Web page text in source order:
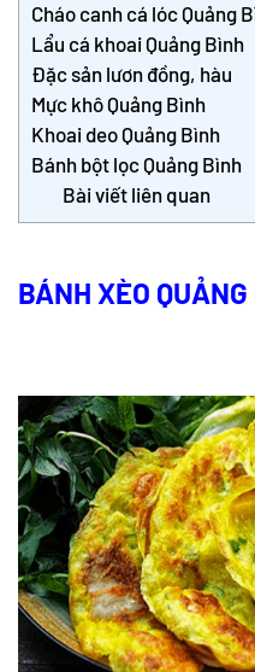
Cháo canh cá lóc Quảng
Lẩu cá khoai Quảng Bình
Đặc sản lươn đồng, hàu
Mực khô Quảng Bình
Khoai deo Quảng Bình
Bánh bột lọc Quảng Bình
Bài viết liên quan
BÁNH XÈO